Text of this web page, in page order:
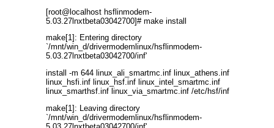
[root@localhost hsflinmodem-
5.03.27lnxtbeta03042700]# make install
make[1]: Entering directory
`/mnt/win_d/drivermodemlinux/hsflinmodem-
5.03.27lnxtbeta03042700/inf'
install -m 644 linux_ali_smartmc.inf linux_athens.inf
linux_hsfi.inf linux_hsf.inf linux_intel_smartmc.inf
linux_smarthsf.inf linux_via_smartmc.inf /etc/hsf/inf
make[1]: Leaving directory
`/mnt/win_d/drivermodemlinux/hsflinmodem-